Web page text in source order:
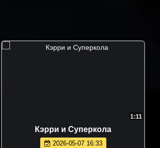
1:11
Кэрри и Суперкола
2026-05-07 16:33